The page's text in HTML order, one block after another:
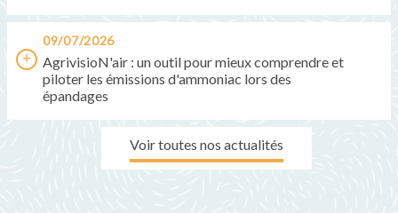
09/07/2026
AgrivisioN'air : un outil pour mieux comprendre et
piloter les émissions d'ammoniac lors des
épandages
Voir toutes nos actualités